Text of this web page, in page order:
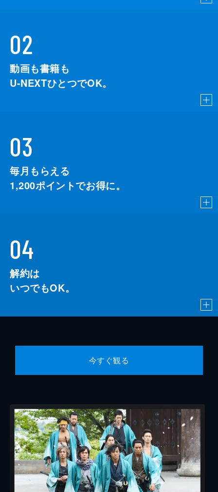
02
動画も書籍も
U-NEXTひとつでOK。
03
毎月もらえる
1,200ポイントでお得に。
04
解約は
いつでもOK。
今すぐ観る